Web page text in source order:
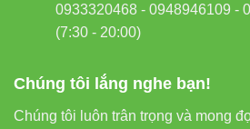
Chúng tôi lắng nghe bạn!
Chúng tôi luôn trân trọng và mong
0933320468 - 0948946109 -
(7:30 - 20:00)